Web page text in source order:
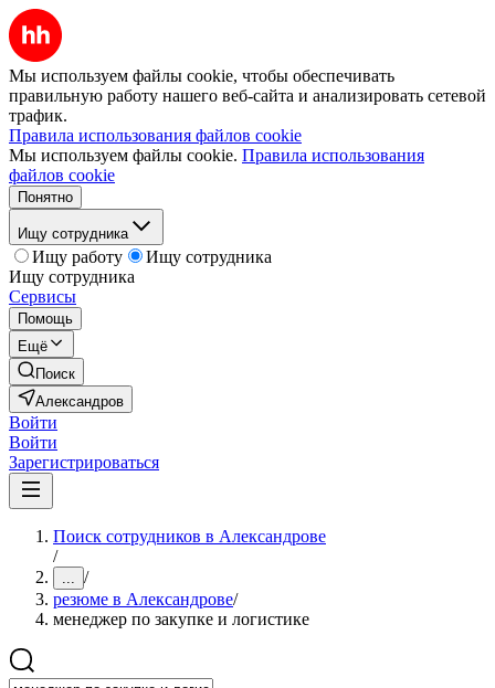
Мы используем файлы cookie, чтобы обеспечивать
правильную работу нашего веб-сайта и анализировать сетевой
трафик.
Правила использования файлов cookie
Мы используем файлы cookie. Правила использования
файлов cookie
Понятно
Ищу сотрудника
Ищу работу
Ищу сотрудника
Ищу сотрудника
Сервисы
Помощь
Ещё
Поиск
Александров
Войти
Войти
Зарегистрироваться
Поиск сотрудников в Александрове
/
... /
резюме в Александрове/
менеджер по закупке и логистике